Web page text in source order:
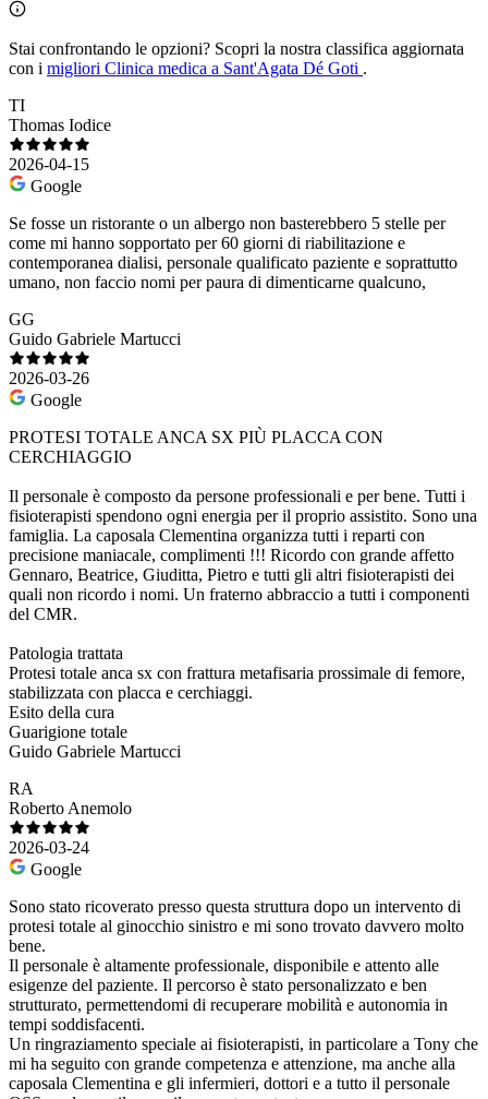
Stai confrontando le opzioni? Scopri la nostra classifica aggiornata
con i migliori Clinica medica a Sant'Agata Dé Goti .
TI
Thomas Iodice
2026-04-15
Google
Se fosse un ristorante o un albergo non basterebbero 5 stelle per
come mi hanno sopportato per 60 giorni di riabilitazione e
contemporanea dialisi, personale qualificato paziente e soprattutto
umano, non faccio nomi per paura di dimenticarne qualcuno,
GG
Guido Gabriele Martucci
2026-03-26
Google
PROTESI TOTALE ANCA SX PIÙ PLACCA CON
CERCHIAGGIO
Il personale è composto da persone professionali e per bene. Tutti i
fisioterapisti spendono ogni energia per il proprio assistito. Sono una
famiglia. La caposala Clementina organizza tutti i reparti con
precisione maniacale, complimenti !!! Ricordo con grande affetto
Gennaro, Beatrice, Giuditta, Pietro e tutti gli altri fisioterapisti dei
quali non ricordo i nomi. Un fraterno abbraccio a tutti i componenti
del CMR.
Patologia trattata
Protesi totale anca sx con frattura metafisaria prossimale di femore,
stabilizzata con placca e cerchiaggi.
Esito della cura
Guarigione totale
Guido Gabriele Martucci
RA
Roberto Anemolo
2026-03-24
Google
Sono stato ricoverato presso questa struttura dopo un intervento di
protesi totale al ginocchio sinistro e mi sono trovato davvero molto
bene.
Il personale è altamente professionale, disponibile e attento alle
esigenze del paziente. Il percorso è stato personalizzato e ben
strutturato, permettendomi di recuperare mobilità e autonomia in
tempi soddisfacenti.
Un ringraziamento speciale ai fisioterapisti, in particolare a Tony che
mi ha seguito con grande competenza e attenzione, ma anche alla
caposala Clementina e gli infermieri, dottori e a tutto il personale